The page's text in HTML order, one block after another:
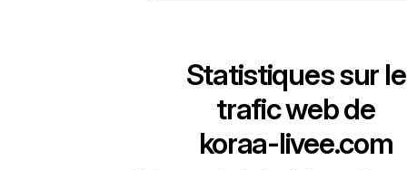
Statistiques sur le
trafic web de
koraa-livee.com